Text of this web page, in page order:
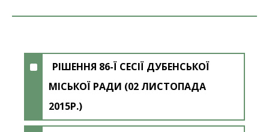
РІШЕННЯ 86-Ї СЕСІЇ ДУБЕНСЬКОЇ
МІСЬКОЇ РАДИ (02 ЛИСТОПАДА
2015Р.)